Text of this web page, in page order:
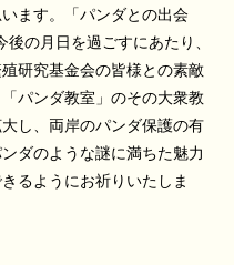
ます。「パンダとの出会
の月日を過ごすにあたり、
研究基金会の皆様との素敵
パンダ教室」のその大衆教
し、両岸のパンダ保護の有
ダのような謎に満ちた魅力
るようにお祈りいたしま